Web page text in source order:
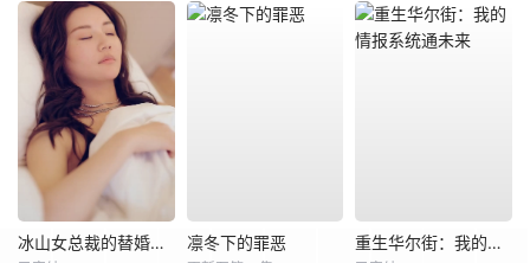
冰山女总裁的替婚兵王 凛冬下的罪恶 重生华尔街：我的情报系统通未来